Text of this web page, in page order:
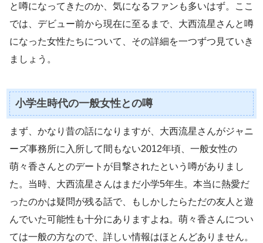
と噂になってきたのか、気になるファンも多いはず。ここ
では、デビュー前から現在に至るまで、大西流星さんと噂
になった女性たちについて、その詳細を一つずつ見ていき
ましょう。
小学生時代の一般女性との噂
まず、かなり昔の話になりますが、大西流星さんがジャニ
ーズ事務所に入所して間もない2012年頃、一般女性の
萌々香さんとのデートが目撃されたという噂がありまし
た。当時、大西流星さんはまだ小学5年生。本当に熱愛だ
ったのかは疑問が残る話で、もしかしたらただの友人と遊
んでいた可能性も十分にありますよね。萌々香さんについ
ては一般の方なので、詳しい情報はほとんどありません。